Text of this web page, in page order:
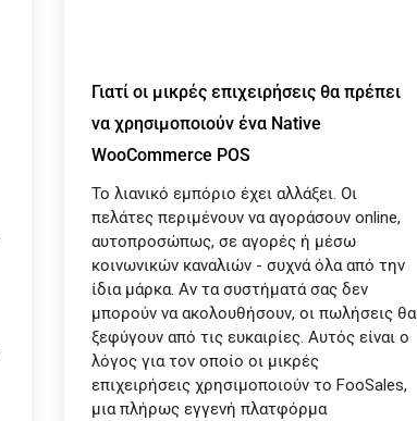
Γιατί οι μικρές επιχειρήσεις θα πρέπει
να χρησιμοποιούν ένα Native
WooCommerce POS
Το λιανικό εμπόριο έχει αλλάξει. Οι
πελάτες περιμένουν να αγοράσουν online,
αυτοπροσώπως, σε αγορές ή μέσω
κοινωνικών καναλιών - συχνά όλα από την
ίδια μάρκα. Αν τα συστήματά σας δεν
μπορούν να ακολουθήσουν, οι πωλήσεις θα
ξεφύγουν από τις ευκαιρίες. Αυτός είναι ο
λόγος για τον οποίο οι μικρές
επιχειρήσεις χρησιμοποιούν το FooSales,
μια πλήρως εγγενή πλατφόρμα